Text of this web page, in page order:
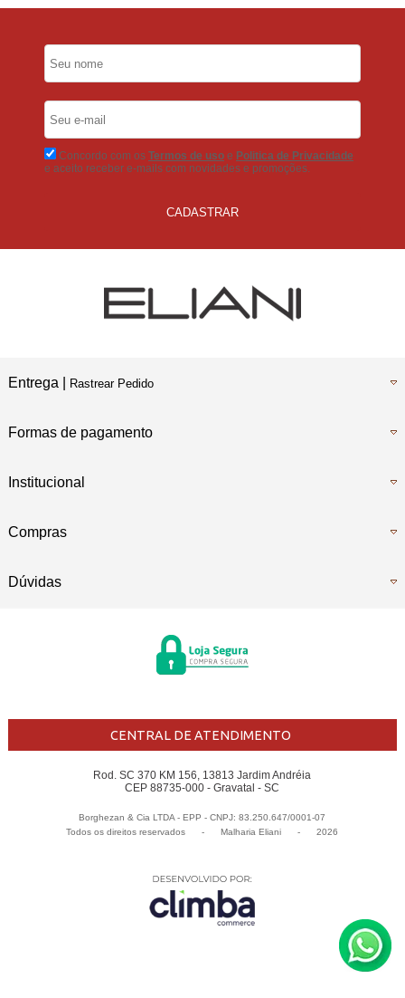
Concordo com os Termos de usoe Politica de Privacidade
e aceito receber e-mails com novidades e promoções.
CADASTRAR
Entrega | Rastrear Pedido
Formas de pagamento
Institucional
Compras
Dúvidas
CENTRAL DE ATENDIMENTO
Rod. SC 370 KM 156, 13813 Jardim Andréia
CEP 88735-000 - Gravatal - SC
Borghezan & Cia LTDA - EPP - CNPJ: 83.250.647/0001-07
Todos os direitos reservados
- Malharia Eliani - 2026